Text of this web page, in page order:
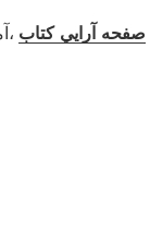
صفحه آرايي كتاب